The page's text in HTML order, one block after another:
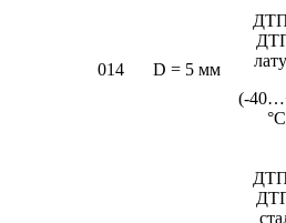
014 D = 5 мм
(-